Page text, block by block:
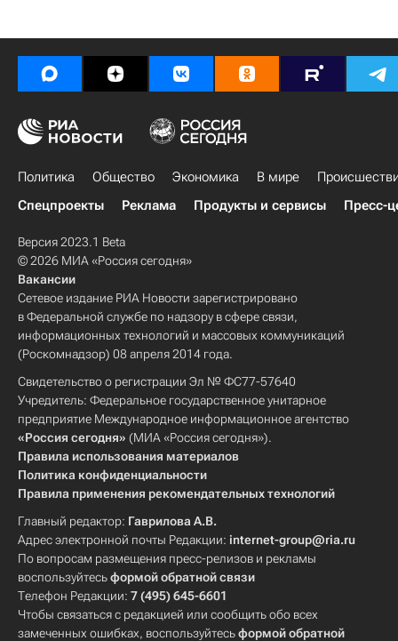
Политика Общество Экономика В мире
Спецпроекты
Реклама Продукты и сервисы Пресс-
Версия 2023.1 Beta
© 2026 МИА «Россия сегодня»
Вакансии
Сетевое издание РИА Новости зарегистрировано
в Федеральной службе по надзору в сфере связи,
информационных технологий и массовых коммуникаций
(Роскомнадзор) 08 апреля 2014 года.
Свидетельство о регистрации Эл № ФС77-57640
Учредитель: Федеральное государственное унитарное
предприятие Международное информационное агентство
«Россия сегодня» (МИА «Россия сегодня»).
Правила использования материалов
Политика конфиденциальности
Правила применения рекомендательных технологий
Главный редактор: Гаврилова А.В.
Адрес электронной почты Редакции: internet-group@ria.ru
По вопросам размещения пресс-релизов и рекламы
воспользуйтесьформой обратной связи
Телефон Редакции: 7 (495) 645-6601
Чтобы связаться с редакцией или сообщить обо всех
замеченных ошибках, воспользуйтесьформой обратной